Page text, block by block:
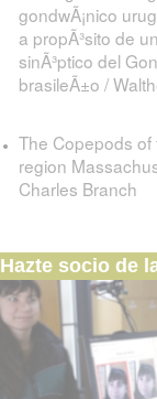
gondwÃ¡nico
a propÃ³sito de
sinÃ³ptico del
brasileÃ±o /
The Copepods
region
Charles Branch
Hazte socio de